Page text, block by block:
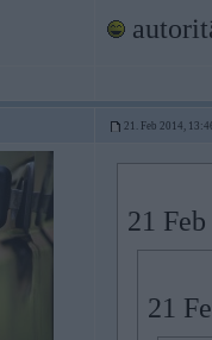
21. Feb 2014,
21
21